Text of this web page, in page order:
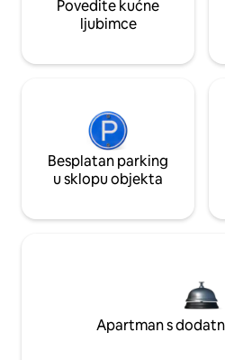
Povedite kućne
ljubimce
Besplatan parking
u sklopu objekta
Apartman s